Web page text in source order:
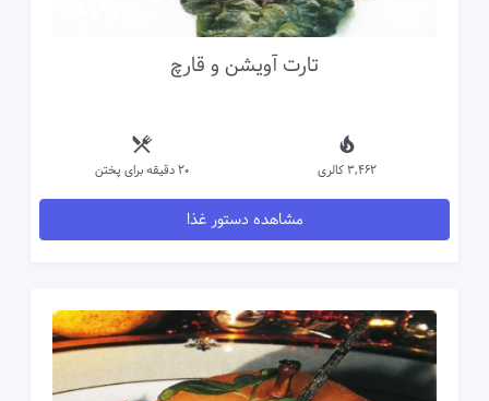
تارت آویشن و قارچ
3,462 کالری 20 دقیقه برای پختن
مشاهده دستور غذا